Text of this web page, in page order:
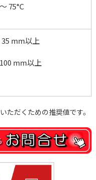
75°C
mm以上
mm以上
ただくための推奨値です。